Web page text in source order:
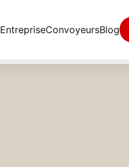
EntrepriseConvoyeursBlog